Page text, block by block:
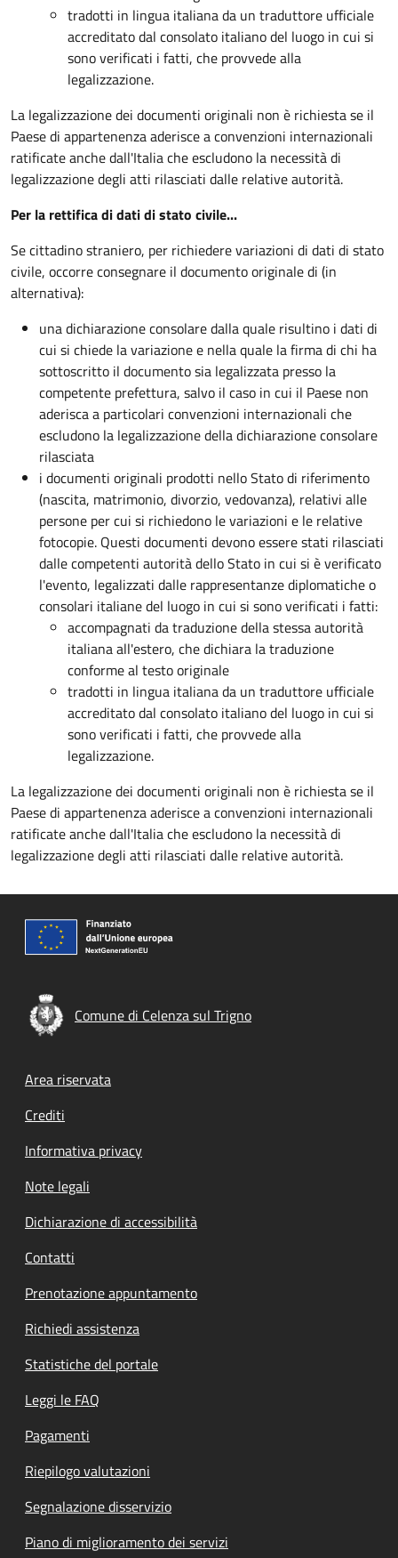
tradotti in lingua italiana da un traduttore ufficiale
accreditato dal consolato italiano del luogo in cui si
sono verificati i fatti, che provvede alla
legalizzazione.
La legalizzazione dei documenti originali non è richiesta se il
Paese di appartenenza aderisce a convenzioni internazionali
ratificate anche dall'Italia che escludono la necessità di
legalizzazione degli atti rilasciati dalle relative autorità.
Per la rettifica di dati di stato civile...
Se cittadino straniero, per richiedere variazioni di dati di stato
civile, occorre consegnare il documento originale di (in
alternativa):
una dichiarazione consolare dalla quale risultino i dati di
cui si chiede la variazione e nella quale la firma di chi ha
sottoscritto il documento sia legalizzata presso la
competente prefettura, salvo il caso in cui il Paese non
aderisca a particolari convenzioni internazionali che
escludono la legalizzazione della dichiarazione consolare
rilasciata
i documenti originali prodotti nello Stato di riferimento
(nascita, matrimonio, divorzio, vedovanza), relativi alle
persone per cui si richiedono le variazioni e le relative
fotocopie. Questi documenti devono essere stati rilasciati
dalle competenti autorità dello Stato in cui si è verificato
l'evento, legalizzati dalle rappresentanze diplomatiche o
consolari italiane del luogo in cui si sono verificati i fatti:
accompagnati da traduzionedella stessa autorità
italiana all'estero, che dichiara la traduzione
conforme al testo originale
tradotti in lingua italiana da un traduttore ufficiale
accreditato dal consolato italiano del luogo in cui si
sono verificati i fatti, che provvede alla
legalizzazione.
La legalizzazione dei documenti originali non è richiesta se il
Paese di appartenenza aderisce a convenzioni internazionali
ratificate anche dall'Italia che escludono la necessità di
legalizzazione degli atti rilasciati dalle relative autorità.
Comune di Celenza sul Trigno
Footer menu
Area riservata
Crediti
Informativa privacy
Note legali
Dichiarazione di accessibilità
Contatti
Prenotazione appuntamento
Richiedi assistenza
Statistiche del portale
Leggi le FAQ
Pagamenti
Riepilogo valutazioni
Segnalazione disservizio
Piano di miglioramento dei servizi